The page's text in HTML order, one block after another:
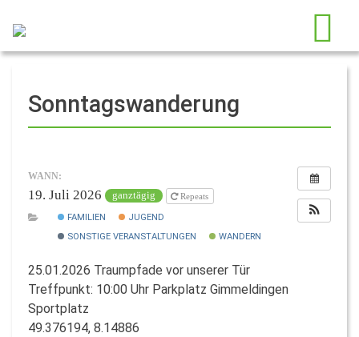
Sonntagswanderung
WANN:
19. Juli 2026 ganztägig Repeats
FAMILIEN
JUGEND
SONSTIGE VERANSTALTUNGEN
WANDERN
25.01.2026 Traumpfade vor unserer Tür
Treffpunkt: 10:00 Uhr Parkplatz Gimmeldingen
Sportplatz
49.376194, 8.14886